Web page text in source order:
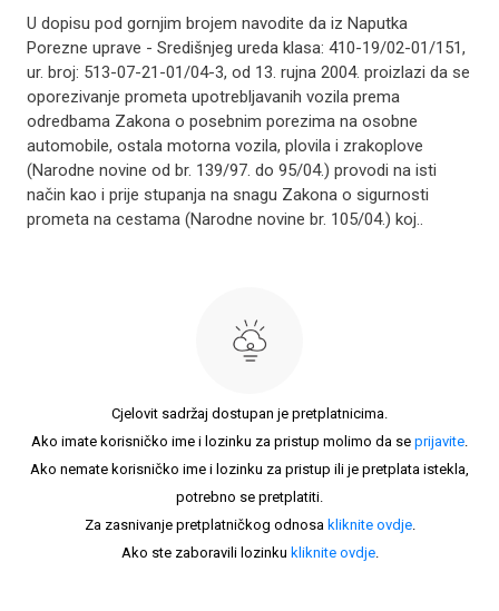
U dopisu pod gornjim brojem navodite da iz Naputka
Porezne uprave - Središnjeg ureda klasa: 410-19/02-01/151,
ur. broj: 513-07-21-01/04-3, od 13. rujna 2004. proizlazi da se
oporezivanje prometa upotrebljavanih vozila prema
odredbama Zakona o posebnim porezima na osobne
automobile, ostala motorna vozila, plovila i zrakoplove
(Narodne novine od br. 139/97. do 95/04.) provodi na isti
način kao i prije stupanja na snagu Zakona o sigurnosti
prometa na cestama (Narodne novine br. 105/04.) koj..
Cjelovit sadržaj dostupan je pretplatnicima.
Ako imate korisničko ime i lozinku za pristup molimo da se prijavite.
Ako nemate korisničko ime i lozinku za pristup ili je pretplata istekla,
potrebno se pretplatiti.
Za zasnivanje pretplatničkog odnosa kliknite ovdje.
Ako ste zaboravili lozinku kliknite ovdje.